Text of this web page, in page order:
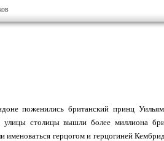
поженились британский принц
столицы вышли более миллиона
герцогом и герцогиней